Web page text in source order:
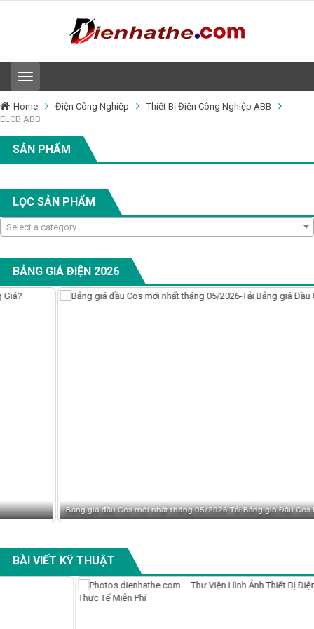
T
o
g
g
e
n
a
i
g
a
t
n
Home Điện Công Nghiệp
Thiết Bị Điện Công Nghiệp ABB
ELCB ABB
SẢN PHẨM
LỌC SẢN PHẨM
Select a category
BẢNG GIÁ ĐIỆN 2026
Bảng giá đầu Cos mới nhất tháng 05/2026-Tải Bảng giá Đầu Cos Mới Nhất
BÀI VIẾT KỸ THUẬT